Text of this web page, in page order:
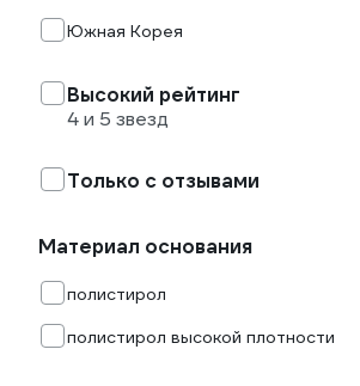
Южная Корея
Высокий рейтинг
4 и 5 звезд
Только с отзывами
Материал основания
полистирол
полистирол высокой плотности